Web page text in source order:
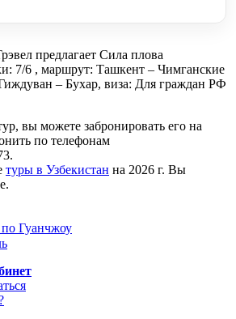
предлагает Сила плова
7/6 , маршрут: Ташкент – Чимганские
– Бухар, виза: Для граждан РФ
вы можете забронировать его на
по телефонам
туры в Узбекистан на 2026 г. Вы
Гуанчжоу